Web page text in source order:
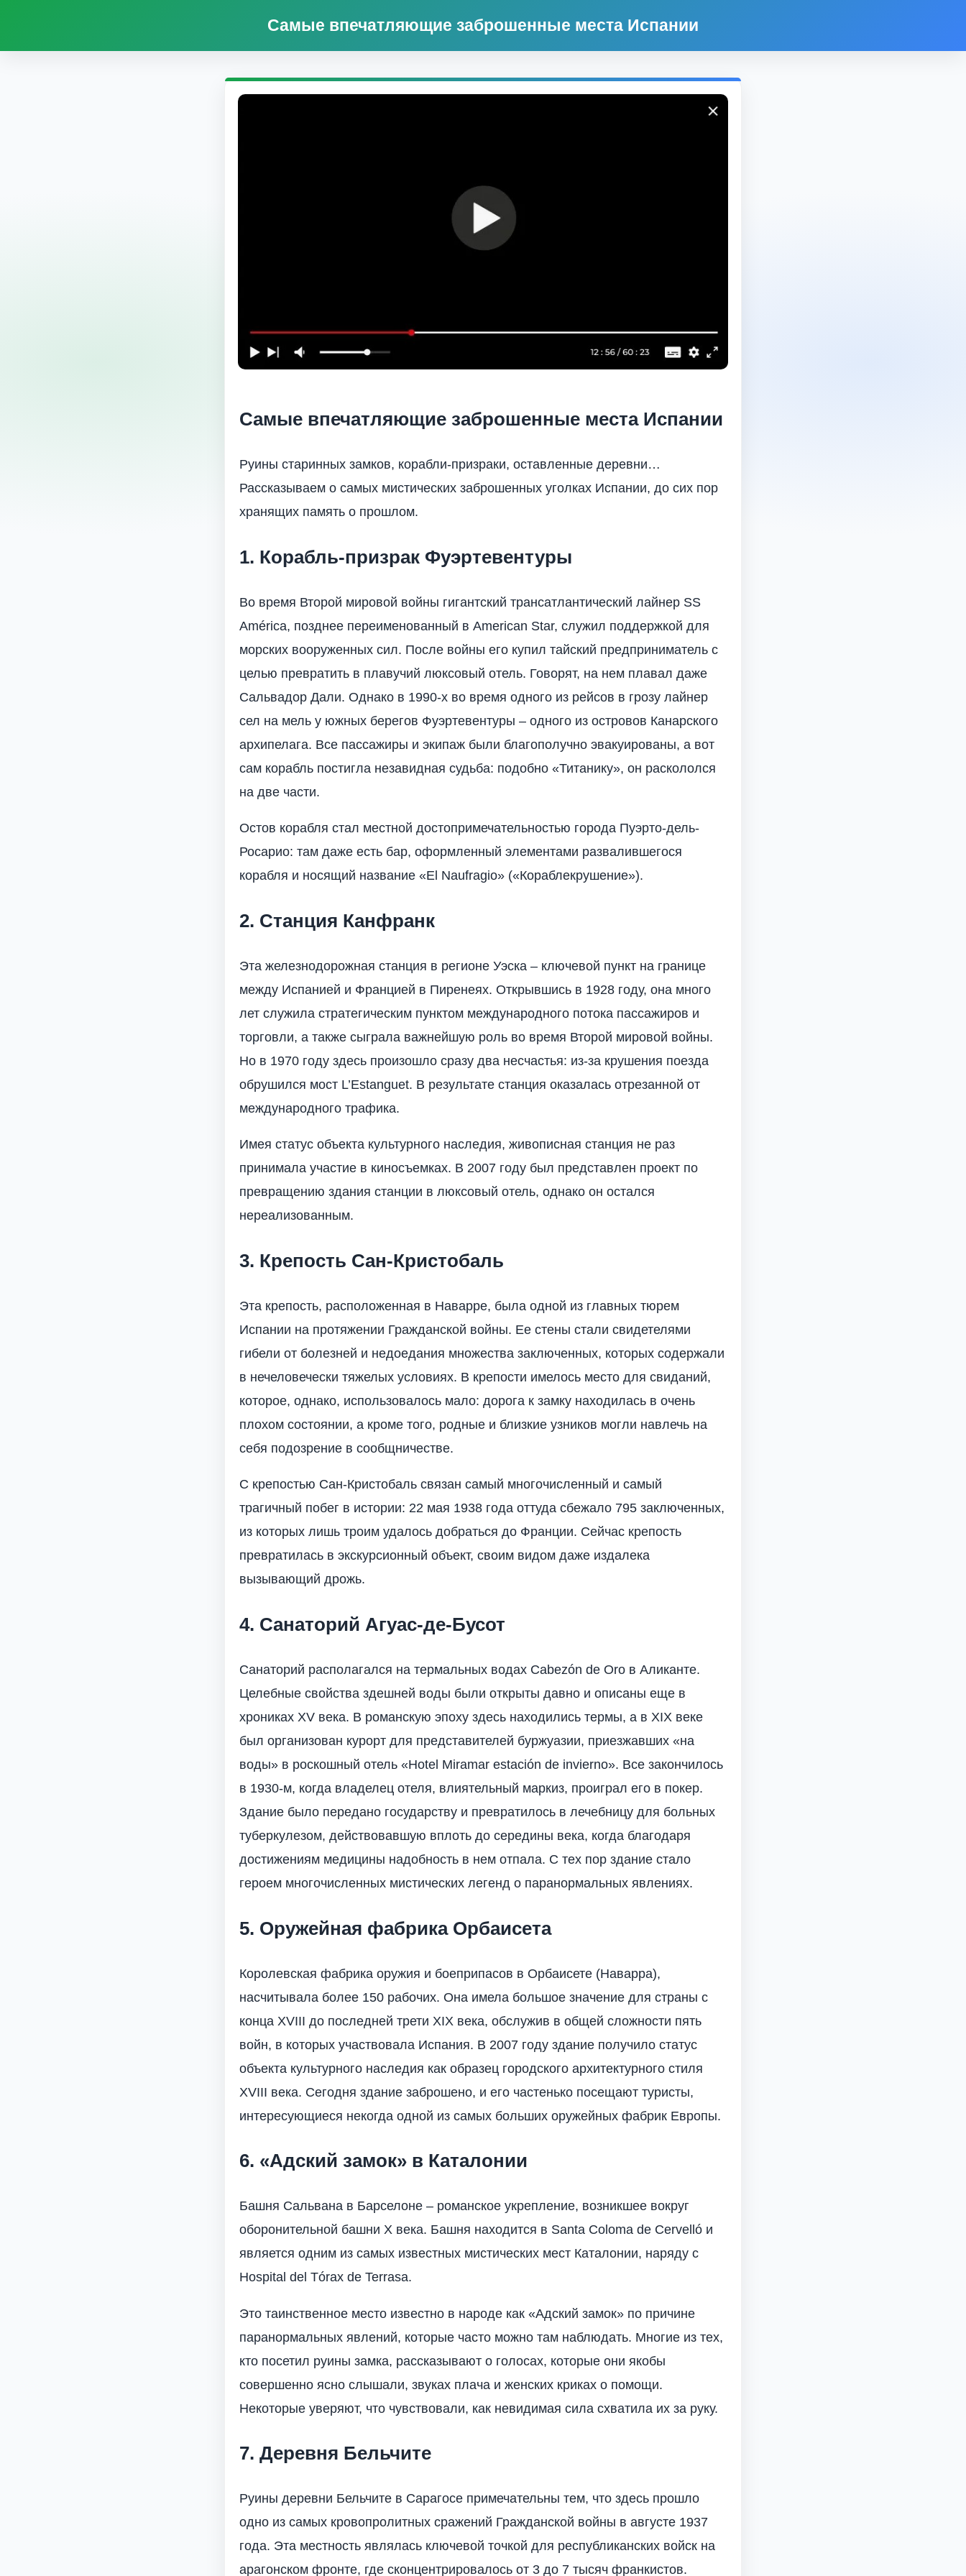
Самые впечатляющие заброшенные места Испании
Самые впечатляющие заброшенные места Испании
Руины старинных замков, корабли-призраки, оставленные деревни…
Рассказываем о самых мистических заброшенных уголках Испании, до сих пор
хранящих память о прошлом.
1. Корабль-призрак Фуэртевентуры
Во время Второй мировой войны гигантский трансатлантический лайнер SS
América, позднее переименованный в American Star, служил поддержкой для
морских вооруженных сил. После войны его купил тайский предприниматель с
целью превратить в плавучий люксовый отель. Говорят, на нем плавал даже
Сальвадор Дали. Однако в 1990-х во время одного из рейсов в грозу лайнер
сел на мель у южных берегов Фуэртевентуры – одного из островов Канарского
архипелага. Все пассажиры и экипаж были благополучно эвакуированы, а вот
сам корабль постигла незавидная судьба: подобно «Титанику», он раскололся
на две части.
Остов корабля стал местной достопримечательностью города Пуэрто-дель-
Росарио: там даже есть бар, оформленный элементами развалившегося
корабля и носящий название «El Naufragio» («Кораблекрушение»).
2. Станция Канфранк
Эта железнодорожная станция в регионе Уэска – ключевой пункт на границе
между Испанией и Францией в Пиренеях. Открывшись в 1928 году, она много
лет служила стратегическим пунктом международного потока пассажиров и
торговли, а также сыграла важнейшую роль во время Второй мировой войны.
Но в 1970 году здесь произошло сразу два несчастья: из-за крушения поезда
обрушился мост L’Estanguet. В результате станция оказалась отрезанной от
международного трафика.
Имея статус объекта культурного наследия, живописная станция не раз
принимала участие в киносъемках. В 2007 году был представлен проект по
превращению здания станции в люксовый отель, однако он остался
нереализованным.
3. Крепость Сан-Кристобаль
Эта крепость, расположенная в Наварре, была одной из главных тюрем
Испании на протяжении Гражданской войны. Ее стены стали свидетелями
гибели от болезней и недоедания множества заключенных, которых содержали
в нечеловечески тяжелых условиях. В крепости имелось место для свиданий,
которое, однако, использовалось мало: дорога к замку находилась в очень
плохом состоянии, а кроме того, родные и близкие узников могли навлечь на
себя подозрение в сообщничестве.
С крепостью Сан-Кристобаль связан самый многочисленный и самый
трагичный побег в истории: 22 мая 1938 года оттуда сбежало 795 заключенных,
из которых лишь троим удалось добраться до Франции. Сейчас крепость
превратилась в экскурсионный объект, своим видом даже издалека
вызывающий дрожь.
4. Санаторий Агуас-де-Бусот
Санаторий располагался на термальных водах Cabezón de Oro в Аликанте.
Целебные свойства здешней воды были открыты давно и описаны еще в
хрониках XV века. В романскую эпоху здесь находились термы, а в XIX веке
был организован курорт для представителей буржуазии, приезжавших «на
воды» в роскошный отель «Hotel Miramar estación de invierno». Все закончилось
в 1930-м, когда владелец отеля, влиятельный маркиз, проиграл его в покер.
Здание было передано государству и превратилось в лечебницу для больных
туберкулезом, действовавшую вплоть до середины века, когда благодаря
достижениям медицины надобность в нем отпала. С тех пор здание стало
героем многочисленных мистических легенд о паранормальных явлениях.
5. Оружейная фабрика Орбаисета
Королевская фабрика оружия и боеприпасов в Орбаисете (Наварра),
насчитывала более 150 рабочих. Она имела большое значение для страны с
конца XVIII до последней трети XIX века, обслужив в общей сложности пять
войн, в которых участвовала Испания. В 2007 году здание получило статус
объекта культурного наследия как образец городского архитектурного стиля
XVIII века. Сегодня здание заброшено, и его частенько посещают туристы,
интересующиеся некогда одной из самых больших оружейных фабрик Европы.
6. «Адский замок» в Каталонии
Башня Сальвана в Барселоне – романское укрепление, возникшее вокруг
оборонительной башни X века. Башня находится в Santa Coloma de Cervelló и
является одним из самых известных мистических мест Каталонии, наряду с
Hospital del Tórax de Terrasa.
Это таинственное место известно в народе как «Адский замок» по причине
паранормальных явлений, которые часто можно там наблюдать. Многие из тех,
кто посетил руины замка, рассказывают о голосах, которые они якобы
совершенно ясно слышали, звуках плача и женских криках о помощи.
Некоторые уверяют, что чувствовали, как невидимая сила схватила их за руку.
7. Деревня Бельчите
Руины деревни Бельчите в Сарагосе примечательны тем, что здесь прошло
одно из самых кровопролитных сражений Гражданской войны в августе 1937
года. Эта местность являлась ключевой точкой для республиканских войск на
арагонском фронте, где сконцентрировалось от 3 до 7 тысяч франкистов.